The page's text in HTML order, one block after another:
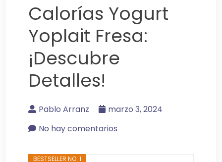
Calorías Yogurt
Yoplait Fresa:
¡Descubre
Detalles!
Pablo Arranz
marzo 3, 2024
No hay comentarios
BESTSELLER NO. 1